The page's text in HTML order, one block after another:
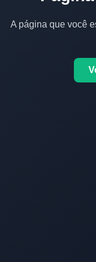
A página que você